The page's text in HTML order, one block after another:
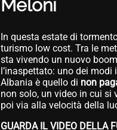
Meloni
In questa estate di
turismo low cost. Tra le
sta vivendo un nuovo
l’inaspettato: uno dei
Albania è quello di non
non solo, un video in cui
poi via alla velocità della
GUARDA IL VIDEO DELLA